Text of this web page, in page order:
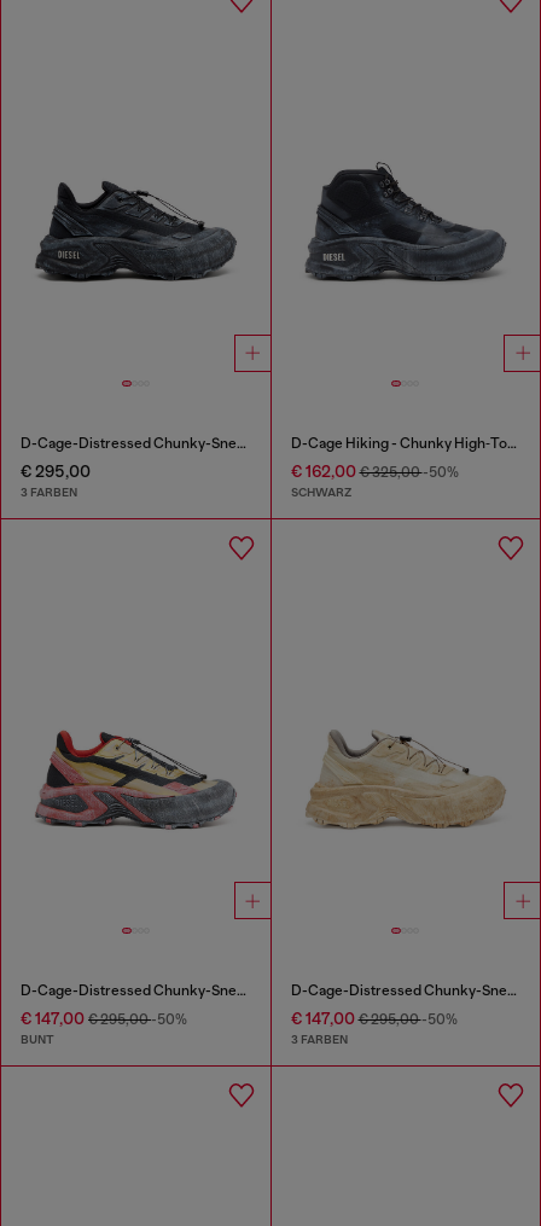
D-Cage-Distressed Chunky-Sneaker aus Ripstop
€ 295,00
3 FARBEN
D-Cage Hiking - Chunky High‑Top Sneaker
€ 162,00€ 325,00-50%
SCHWARZ
D-Cage-Distressed Chunky-Sneaker aus Ripstop
€ 147,00 € 295,00-50%
BUNT
D-Cage-Distressed Chunky-Sneaker aus Ripstop
€ 147,00€ 295,00-50%
3 FARBEN